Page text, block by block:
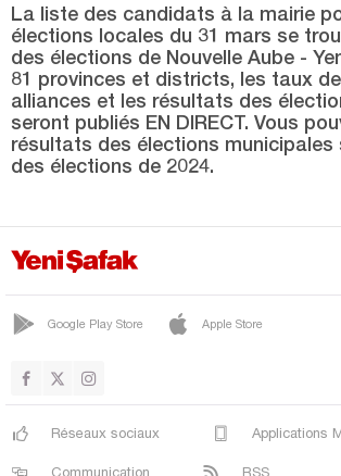
SARICAN
SİVRİCE
ÜÇOCAK
YAZIKONAK
Erzurum
Eskişehir
Gaziantep
Giresun
Gümüşhane
La liste des candidats à la mairie
élections locales du 31 mars se
des élections de Nouvelle Aube -
81 provinces et districts, les taux
alliances et les résultats des
seront publiés EN DIRECT. Vous
résultats des élections municipales
des élections de 2024.
Google Play Store Apple Store
Réseaux sociaux Applications
Communication RSS